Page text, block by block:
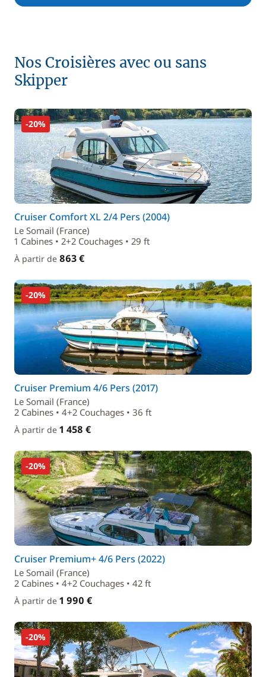
Nos Croisières avec ou sans
Skipper
-20%
Cruiser Comfort XL 2/4 Pers (2004)
Le Somail (France)
1 Cabines • 2+2 Couchages • 29 ft
À partir de 863 €
-20%
Cruiser Premium 4/6 Pers (2017)
Le Somail (France)
2 Cabines • 4+2 Couchages • 36 ft
À partir de 1 458 €
-20%
Cruiser Premium+ 4/6 Pers (2022)
Le Somail (France)
2 Cabines • 4+2 Couchages • 42 ft
À partir de 1 990 €
-20%